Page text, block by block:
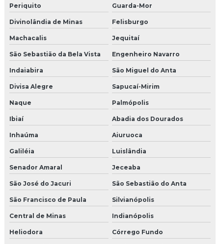
Periquito Guarda-Mor
Divinolândia de Minas Felisburgo
Machacalis Jequitaí
São Sebastião da Bela Vista Engenheiro Navarro
Indaiabira São Miguel do Anta
Divisa Alegre Sapucaí-Mirim
Naque Palmópolis
Ibiaí Abadia dos Dourados
Inhaúma Aiuruoca
Galiléia Luislândia
Senador Amaral Jeceaba
São José do Jacuri São Sebastião do Anta
São Francisco de Paula Silvianópolis
Central de Minas Indianópolis
Heliodora Córrego Fundo